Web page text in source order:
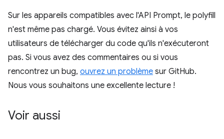
Sur les appareils compatibles avec l'API Prompt, le polyfill
n'est même pas chargé. Vous évitez ainsi à vos
utilisateurs de télécharger du code qu'ils n'exécuteront
pas. Si vous avez des commentaires ou si vous
rencontrez un bug, ouvrez un problème sur GitHub.
Nous vous souhaitons une excellente lecture !
Voir aussi